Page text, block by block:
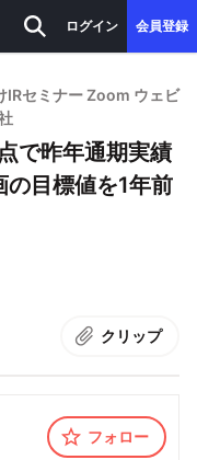
ログイン 会員登録
IRセミナー Zoom ウェビ
で昨年通期実績
目標値を1年前
クリップ
フォロー